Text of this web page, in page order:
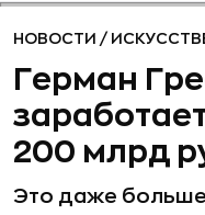
НОВОСТИ /
Герман
200 млрд
Это даже